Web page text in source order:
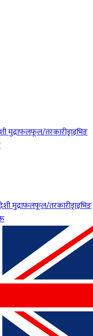
मुद्राफलफूल/तरकारीड्राइभिङ
मुद्राफलफूल/तरकारीड्राइभिङ